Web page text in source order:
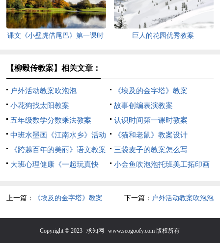
课文《小壁虎借尾巴》第一课时
巨人的花园优秀教案
【柳毅传教案】相关文章：
户外活动教案吹泡泡
《埃及的金字塔》教案
小花狗找太阳教案
故事创编表演教案
五年级数学分数乘法教案
认识时间第一课时教案
中班水墨画《江南水乡》活动
教案
《猫和老鼠》教案设计
《跨越百年的美丽》语文教案
三袋麦子的教案怎么写
大班心理健康《一起玩真快
小金鱼吹泡泡托班美工拓印画
上一篇： 《埃及的金字塔》教案 下一篇： 户外活动教案吹泡泡
Copyright © 2023 求知网 www.seogoofy.com 版权所有